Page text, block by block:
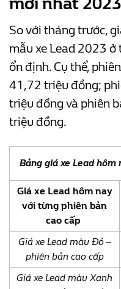
So với tháng trước,
mẫu xe Lead 2023
ổn định. Cụ thể,
41,72 triệu đồng;
triệu đồng và phiên
triệu đồng.
Bảng giá xe Lead
Giá xe Lead hôm nay
với từng phiên bản
cao cấp
Giá xe Lead màu Đỏ –
phiên bản cao cấp
Giá xe Lead màu Xanh